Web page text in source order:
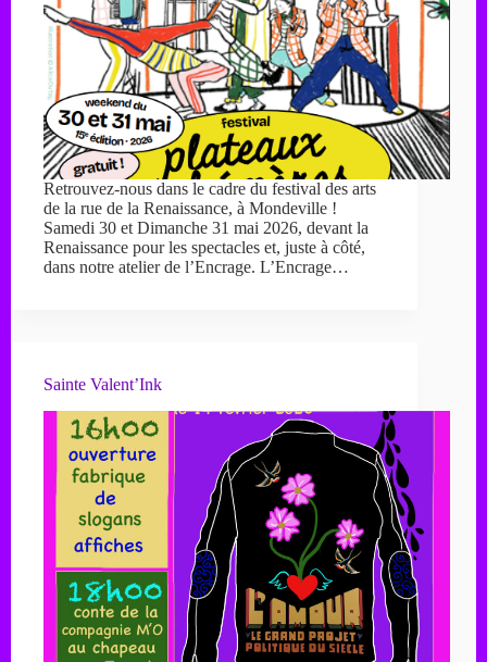
Retrouvez-nous dans le cadre du festival des arts
de la rue de la Renaissance, à Mondeville !
Samedi 30 et Dimanche 31 mai 2026, devant la
Renaissance pour les spectacles et, juste à côté,
dans notre atelier de l’Encrage. L’Encrage…
Sainte Valent’Ink